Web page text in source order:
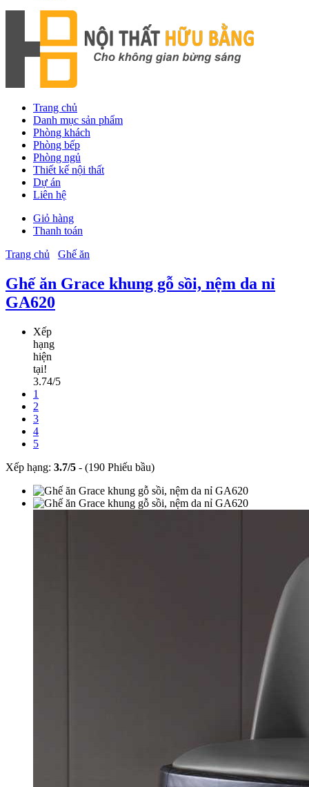
Trang chủ
Danh mục sản phẩm
Phòng khách
Phòng bếp
Phòng ngủ
Thiết kế nội thất
Dự án
Liên hệ
Giỏ hàng
Thanh toán
Trang chủ
Ghế ăn
Ghế ăn Grace khung gỗ sồi, nệm da nỉ
GA620
Xếp
hạng
hiện
tại!
3.74/5
1
2
3
4
5
Xếp hạng: 3.7/5 - (190 Phiếu bầu)